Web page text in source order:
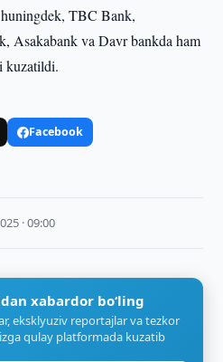
TBC Bank,
Asakabank va Davr bankda ham
kuzatildi.
Facebook
· 09:00
xabardor bo‘ling
eksklyuziv reportajlar va tezkor
qulay platformada kuzatib